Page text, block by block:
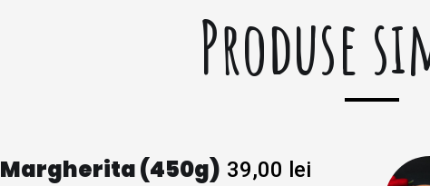
Produse
Margherita (450g) 39,00 lei